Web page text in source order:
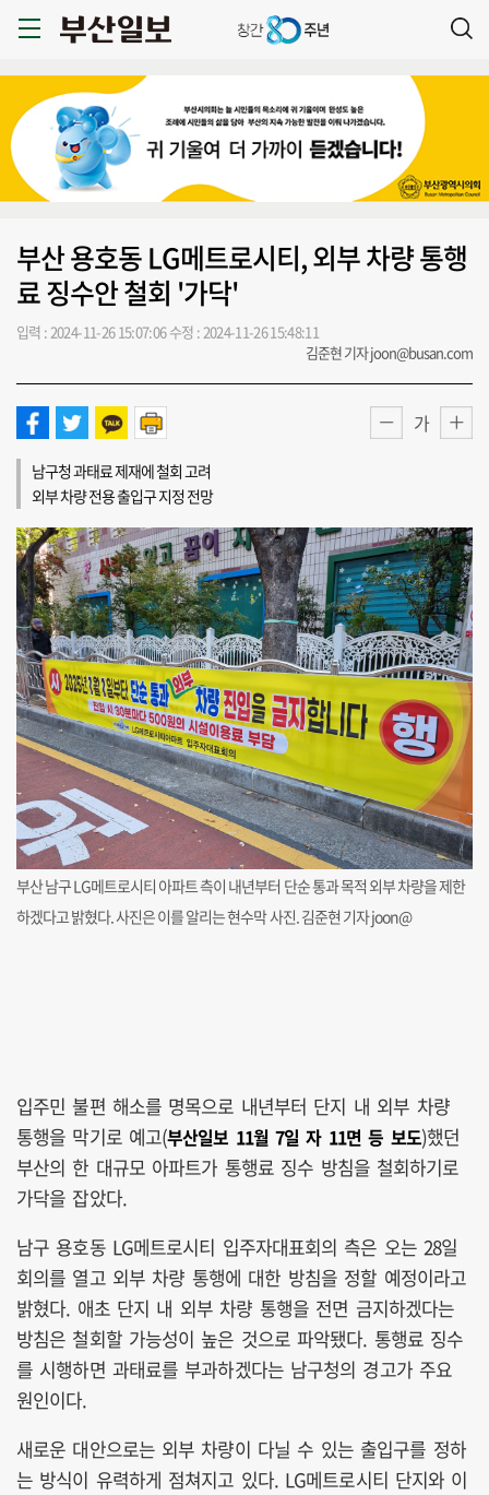
부산 용호동 LG메트로시티, 외부 차량 통행
료 징수안 철회 '가닥'
입력 : 2024-11-26 15:07:06수정 : 2024-11-26 15:48:11
김준현 기자 joon@busan.com
가
남구청 과태료 제재에 철회 고려
외부 차량 전용 출입구 지정 전망
부산 남구 LG메트로시티 아파트 측이 내년부터 단순 통과 목적 외부 차량을 제한
하겠다고 밝혔다. 사진은 이를 알리는 현수막 사진. 김준현 기자 joon@
입주민 불편 해소를 명목으로 내년부터 단지 내 외부 차량
통행을 막기로 예고(부산일보 11월 7일 자 11면 등 보도)했던
부산의 한 대규모 아파트가 통행료 징수 방침을 철회하기로
가닥을 잡았다.
남구 용호동 LG메트로시티 입주자대표회의 측은 오는 28일
회의를 열고 외부 차량 통행에 대한 방침을 정할 예정이라고
밝혔다. 애초 단지 내 외부 차량 통행을 전면 금지하겠다는
방침은 철회할 가능성이 높은 것으로 파악됐다. 통행료 징수
를 시행하면 과태료를 부과하겠다는 남구청의 경고가 주요
원인이다.
새로운 대안으로는 외부 차량이 다닐 수 있는 출입구를 정하
는 방식이 유력하게 점쳐지고 있다. LG메트로시티 단지와 이